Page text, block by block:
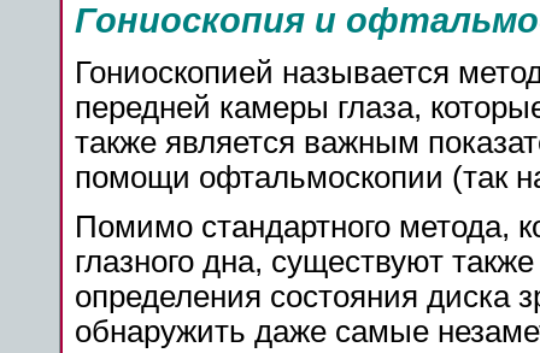
Гониоскопия и
Гониоскопией называется
передней камеры глаза,
также является важным
помощи офтальмоскопии (так
Помимо стандартного метода,
глазного дна, существуют
определения состояния диска
обнаружить даже самые